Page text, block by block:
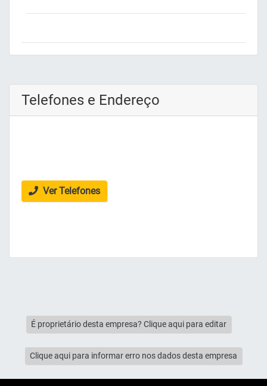
Telefones e Endereço
Ver Telefones
É proprietário desta empresa? Clique aqui para editar
Clique aqui para informar erro nos dados desta empresa